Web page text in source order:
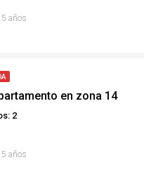
5 años
en zona 14
2
5 años